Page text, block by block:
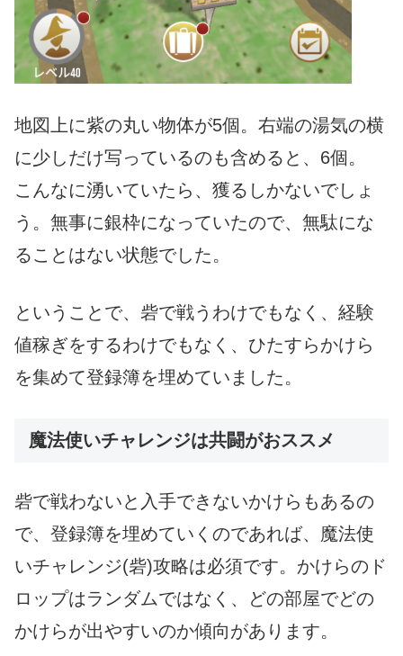
地図上に紫の丸い物体が5個。右端の湯気の横
に少しだけ写っているのも含めると、6個。
こんなに湧いていたら、獲るしかないでしょ
う。無事に銀枠になっていたので、無駄にな
ることはない状態でした。
ということで、砦で戦うわけでもなく、経験
値稼ぎをするわけでもなく、ひたすらかけら
を集めて登録簿を埋めていました。
魔法使いチャレンジは共闘がおススメ
砦で戦わないと入手できないかけらもあるの
で、登録簿を埋めていくのであれば、魔法使
いチャレンジ(砦)攻略は必須です。かけらのド
ロップはランダムではなく、どの部屋でどの
かけらが出やすいのか傾向があります。